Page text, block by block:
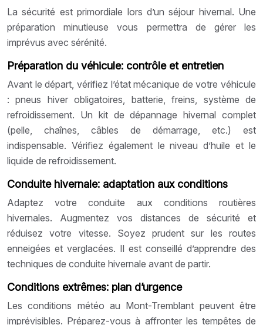
La sécurité est primordiale lors d’un séjour hivernal. Une
préparation minutieuse vous permettra de gérer les
imprévus avec sérénité.
Préparation du véhicule: contrôle et entretien
Avant le départ, vérifiez l’état mécanique de votre véhicule
: pneus hiver obligatoires, batterie, freins, système de
refroidissement. Un kit de dépannage hivernal complet
(pelle, chaînes, câbles de démarrage, etc.) est
indispensable. Vérifiez également le niveau d’huile et le
liquide de refroidissement.
Conduite hivernale: adaptation aux conditions
Adaptez votre conduite aux conditions routières
hivernales. Augmentez vos distances de sécurité et
réduisez votre vitesse. Soyez prudent sur les routes
enneigées et verglacées. Il est conseillé d’apprendre des
techniques de conduite hivernale avant de partir.
Conditions extrêmes: plan d’urgence
Les conditions météo au Mont-Tremblant peuvent être
imprévisibles. Préparez-vous à affronter les tempêtes de